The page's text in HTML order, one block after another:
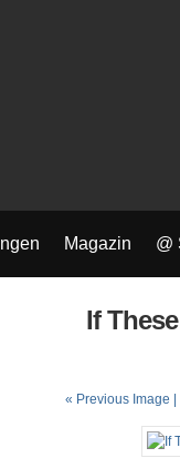
Magazin @
If
« Previous Image |